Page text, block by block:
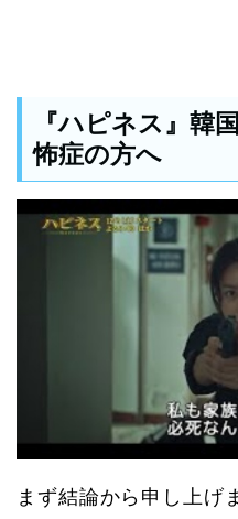
『ハピネス』韓
怖症の方へ
まず結論から申し上げ